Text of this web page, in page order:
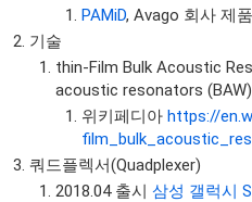
PAMiD, Avago 회사 제
기술
thin-Film Bulk Acoustic
acoustic resonators (BAW)
위키페디아https://
쿼드플렉서(Quadplexer)
2018.04 출시삼성 갤럭시